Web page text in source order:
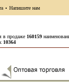
Напишите нам
в продаже 160159
10364